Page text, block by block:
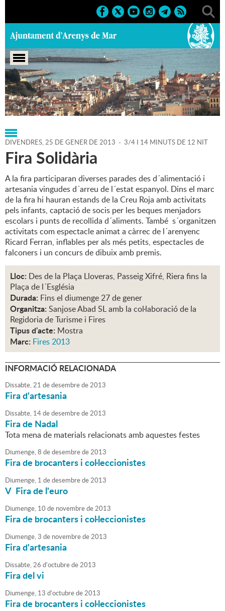
Portada > Regidories > Consum > Agenda > 25-01-2013
DIVENDRES,25 DE GENER DE 2013 - 3/4 I 14 MINUTS DE 12 NIT
Fira Solidària
A la fira participaran diverses parades des d´alimentació i
artesania vingudes d´arreu de l´estat espanyol. Dins el marc
de la fira hi hauran estands de la Creu Roja amb activitats
pels infants, captació de socis per les beques menjadors
escolars i punts de recollida d´aliments. També s´organitzen
activitats com espectacle animat a càrrec de l´arenyenc
Ricard Ferran, inflables per als més petits, espectacles de
falconers i un concurs de dibuix amb premis.
Lloc: Des de la Plaça Lloveras, Passeig Xifré, Riera fins la
Plaça de l´Església
Durada: Fins el diumenge 27 de gener
Organitza: Sanjose Abad SL amb la col·laboració de la
Regidoria de Turisme i Fires
Tipus d'acte: Mostra
Marc: Fires 2013
INFORMACIÓ RELACIONADA
Dissabte,21 dedesembrede2013
Fira d'artesania
Dissabte, 14dedesembrede2013
Fira de Nadal
Tota mena de materials relacionats amb aquestes festes
Diumenge,8 dedesembrede2013
Fira de brocanters i col·leccionistes
Diumenge, 1 dedesembrede2013
V Fira de l'euro
Diumenge, 10 de novembrede2013
Fira de brocanters i col·leccionistes
Diumenge,3 de novembrede2013
Fira d'artesania
Dissabte,26 d'octubrede2013
Fira del vi
Diumenge, 13 d'octubrede2013
Fira de brocanters i col·leccionistes